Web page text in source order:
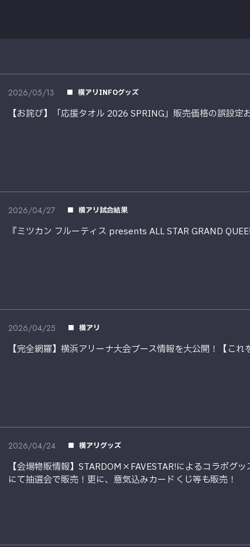
2026/05/13 横アリINFOグッズ
【お詫び】「応援タオル 2026 SPRING」販売価格の誤設定
2026/04/27 横アリ試合結果
『ミツカン フルーティス presents ALL STAR GRAND
2026/04/25 横アリ
【完全網羅】横浜アリーナ大会ブース情報を大公開！【これ
2026/04/24 横アリグッズ
【会場物販情報】STARDOM×FAVESTAR!によるコラボグ
にて抽選会で販売！更に、意気込みカードくじ等も販売！